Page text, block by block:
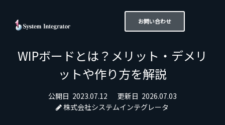
お問い合わせ
WIPボードとは？メリット・デメリ
ットや作り方を解説
公開日 2023.07.12 更新日 2026.07.03
株式会社システムインテグレータ